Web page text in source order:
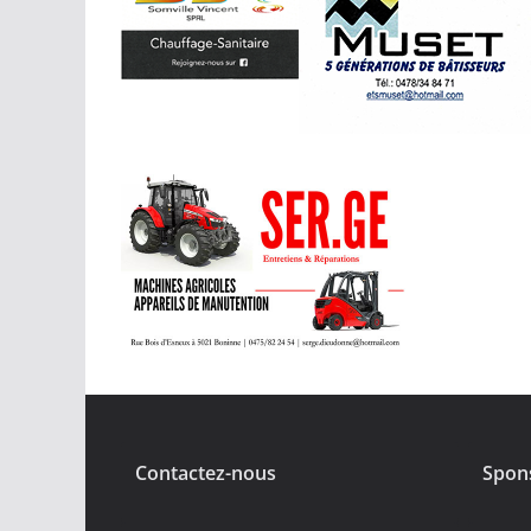
Contactez-nous